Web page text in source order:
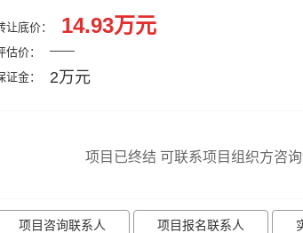
让底价： 14.93万元
估价： ——
证金： 2万元
项目已终结 可联系项目组织方咨
项目咨询联系人 项目报名联系人